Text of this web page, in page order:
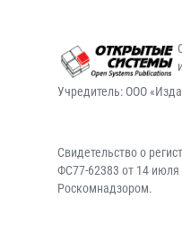
Учредитель: ООО
Свидетельство о
ФС77-62383 от 14
Роскомнадзором.